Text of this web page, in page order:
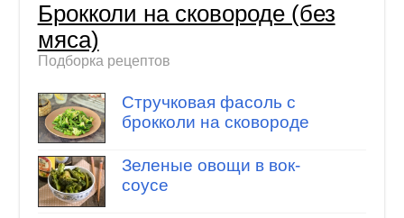
Брокколи на сковороде (без
мяса)
Подборка рецептов
Стручковая фасоль с
брокколи на сковороде
Зеленые овощи в вок-
соусе